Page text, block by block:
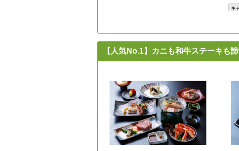
キ
【人気No.1】カニも和牛ステーキも